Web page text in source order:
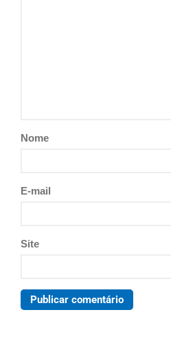
Nome
E-mail
Site